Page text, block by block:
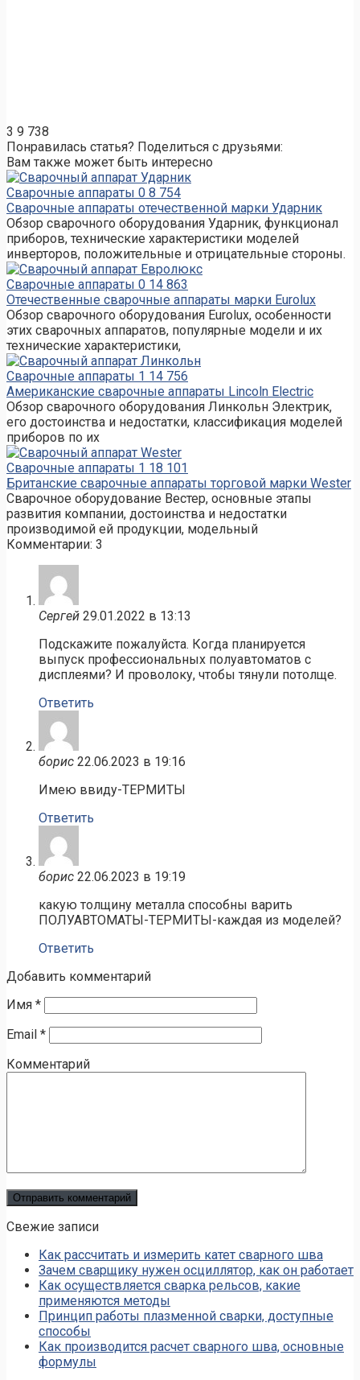
3 9 738
Понравилась статья? Поделиться с друзьями:
Вам также может быть интересно
Сварочные аппараты 0 8 754
Сварочные аппараты отечественной марки Ударник
Обзор сварочного оборудования Ударник, функционал
приборов, технические характеристики моделей
инверторов, положительные и отрицательные стороны.
Сварочные аппараты 0 14 863
Отечественные сварочные аппараты марки Eurolux
Обзор сварочного оборудования Eurolux, особенности
этих сварочных аппаратов, популярные модели и их
технические характеристики,
Сварочные аппараты 1 14 756
Американские сварочные аппараты Lincoln Electric
Обзор сварочного оборудования Линкольн Электрик,
его достоинства и недостатки, классификация моделей
приборов по их
Сварочные аппараты 1 18 101
Британские сварочные аппараты торговой марки Wester
Сварочное оборудование Вестер, основные этапы
развития компании, достоинства и недостатки
производимой ей продукции, модельный
Комментарии: 3
Сергей 29.01.2022 в 13:13
Подскажите пожалуйста. Когда планируется
выпуск профессиональных полуавтоматов с
дисплеями? И проволоку, чтобы тянули потолще.
Ответить
борис 22.06.2023 в 19:16
Имею ввиду-ТЕРМИТЫ
Ответить
борис 22.06.2023 в 19:19
какую толщину металла способны варить
ПОЛУАВТОМАТЫ-ТЕРМИТЫ-каждая из моделей?
Ответить
Добавить комментарий
Имя *
Email *
Комментарий
Свежие записи
Как рассчитать и измерить катет сварного шва
Зачем сварщику нужен осциллятор, как он работает
Как осуществляется сварка рельсов, какие
применяются методы
Принцип работы плазменной сварки, доступные
способы
Как производится расчет сварного шва, основные
формулы